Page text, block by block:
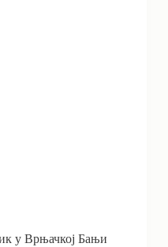
у Врњачкој Бањи